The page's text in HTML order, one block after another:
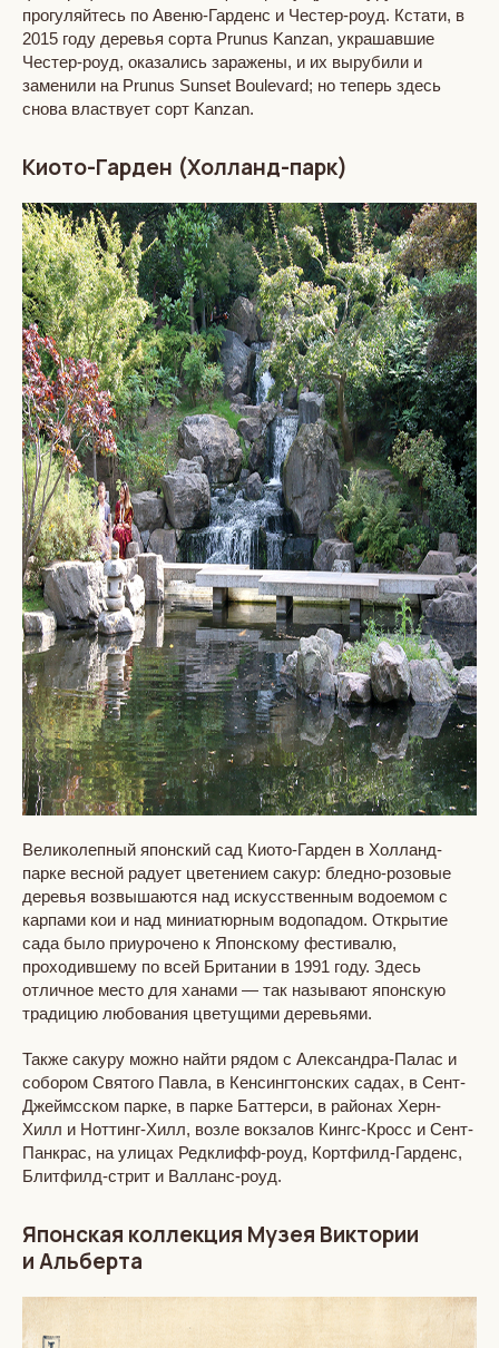
прогуляйтесь по Авеню-Гарденс и Честер-роуд. Кстати, в
2015 году деревья сорта Prunus Kanzan, украшавшие
Честер-роуд, оказались заражены, и их вырубили и
заменили на Prunus Sunset Boulevard; но теперь здесь
снова властвует сорт Kanzan.
Киото-Гарден (Холланд-парк)
Великолепный японский сад Киото-Гарден в Холланд-
парке весной радует цветением сакур: бледно-розовые
деревья возвышаются над искусственным водоемом с
карпами кои и над миниатюрным водопадом. Открытие
сада было приурочено к Японскому фестивалю,
проходившему по всей Британии в 1991 году. Здесь
отличное место для ханами — так называют японскую
традицию любования цветущими деревьями.
Также сакуру можно найти рядом с Александра-Палас и
собором Святого Павла, в Кенсингтонских садах, в Сент-
Джеймсском парке, в парке Баттерси, в районах Херн-
Хилл и Ноттинг-Хилл, возле вокзалов Кингс-Кросс и Сент-
Панкрас, на улицах Редклифф-роуд, Кортфилд-Гарденс,
Блитфилд-стрит и Валланс-роуд.
Японская коллекция Музея Виктории
и Альберта